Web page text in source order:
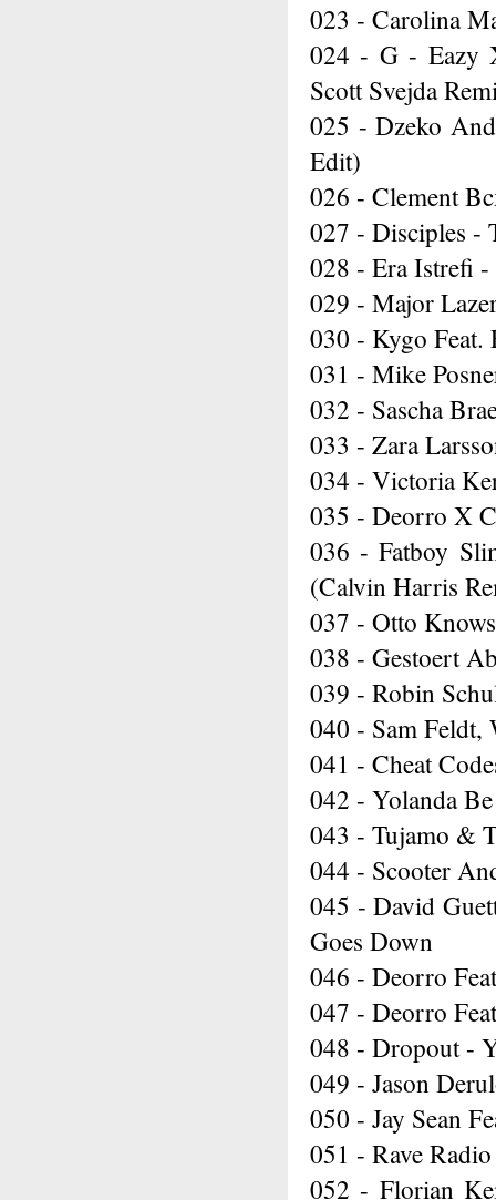
023 - Carolina
024 - G - Eazy
Scott Svejda
025 - Dzeko
Edit)
026 - Clement
027 - Disciples -
028 - Era Istrefi
029 - Major
030 - Kygo Feat.
031 - Mike
032 - Sascha
033 - Zara
034 - Victoria
035 - Deorro X
036 - Fatboy
(Calvin Harris
037 - Otto
038 - Gestoert
039 - Robin
040 - Sam Feldt,
041 - Cheat
042 - Yolanda
043 - Tujamo &
044 - Scooter
045 - David
Goes Down
046 - Deorro
047 - Deorro
048 - Dropout -
049 - Jason
050 - Jay Sean
051 - Rave
052 - Florian